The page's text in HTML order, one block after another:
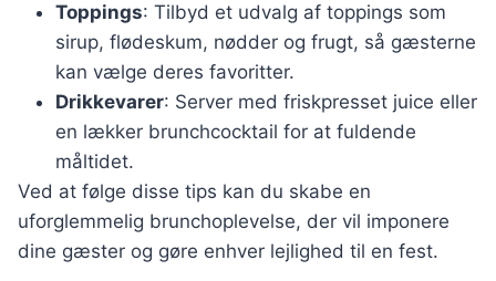
Toppings: Tilbyd et udvalg af toppings som
sirup, flødeskum, nødder og frugt, så gæsterne
kan vælge deres favoritter.
Drikkevarer: Server med friskpresset juice eller
en lækker brunchcocktail for at fuldende
måltidet.
Ved at følge disse tips kan du skabe en
uforglemmelig brunchoplevelse, der vil imponere
dine gæster og gøre enhver lejlighed til en fest.